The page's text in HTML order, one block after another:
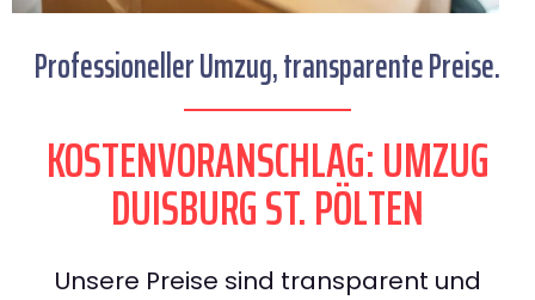
Professioneller Umzug, transparente Preise.
KOSTENVORANSCHLAG: UMZUG
DUISBURG ST. PÖLTEN
Unsere Preise sind transparent und